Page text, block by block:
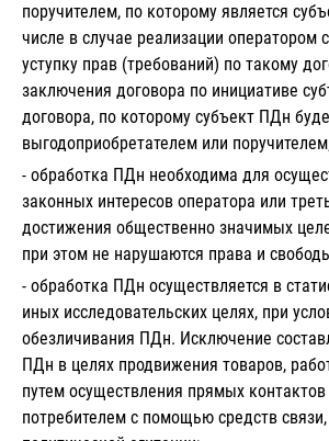
поручителем, по которому является
числе в случае реализации оператором
уступку прав (требований) по такому
заключения договора по инициативе
договора, по которому субъект ПДн
выгодоприобретателем или
- обработка ПДн необходима для
законных интересов оператора или
достижения общественно значимых
при этом не нарушаются права и
- обработка ПДн осуществляется в
иных исследовательских целях, при
обезличивания ПДн. Исключение
ПДн в целях продвижения товаров,
путем осуществления прямых
потребителем с помощью средств